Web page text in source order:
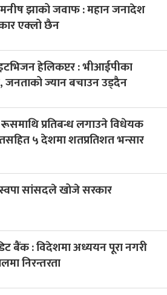
झाको जवाफ : महान जनादेश
एक्लो छैन
हेलिकप्टर : भीआईपीका
जनताको ज्यान बचाउन उड्दैन
प्रतिबन्ध लगाउने विधेयक
५ देशमा शतप्रतिशत भन्सार
सांसदले खोजे सरकार
बैंक : विदेशमा अध्ययन पूरा नगरी
निरन्तरता